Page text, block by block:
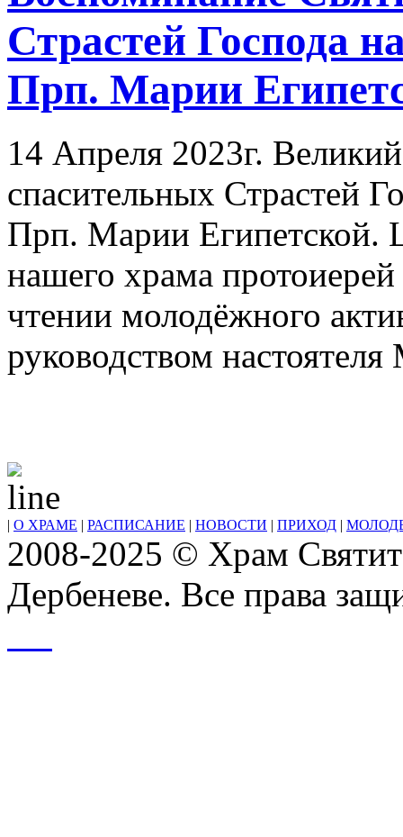
Страстей Господа
Прп. Марии
14 Апреля 2023г.
спасительных Страстей
Прп. Марии Египетской.
нашего храма
чтении молодёжного
руководством
| О ХРАМЕ | РАСПИСАНИЕ | НОВОСТИ | ПРИХОД |
2008-2025 © Храм
Дербеневе. Все права